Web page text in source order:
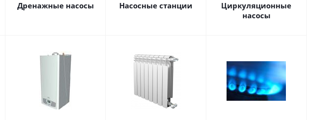
Дренажные насосы Насосные станции
Циркуляционные
насосы